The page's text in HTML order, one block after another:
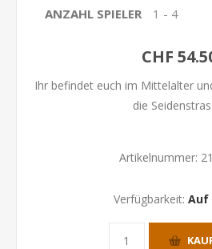
ANZAHL SPIELER
1 - 4
CHF
Ihr befindet euch im Mittelalter
die
Artikelnummer:
Verfügbarkeit: Auf